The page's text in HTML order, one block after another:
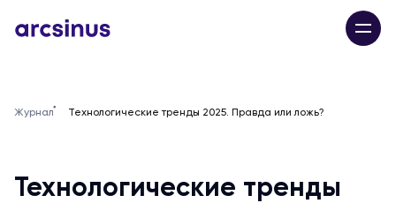
Журнал Технологические тренды 2025. Правда или ложь?
Технологические тренды